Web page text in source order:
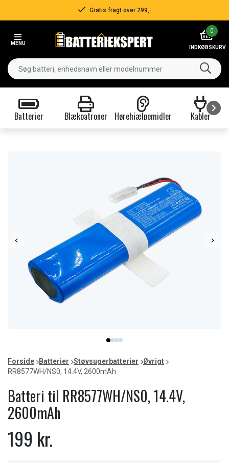
Gratis fragt over 299,-
MENU
0
INDKØBSKURV
Batterier Blækpatroner Hørehjælpemidler Kabler
item
0
item
1
item
2
item
3
of
4
Forside Batterier Støvsugerbatterier
Øvrigt
RR8577WH/NS0, 14.4V, 2600mAh
Batteri til RR8577WH/NS0, 14.4V,
2600mAh
199 kr.